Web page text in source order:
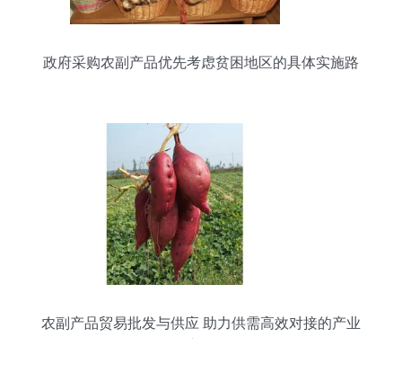
政府采购农副产品优先考虑贫困地区的具体实施路
农副产品贸易批发与供应 助力供需高效对接的产业